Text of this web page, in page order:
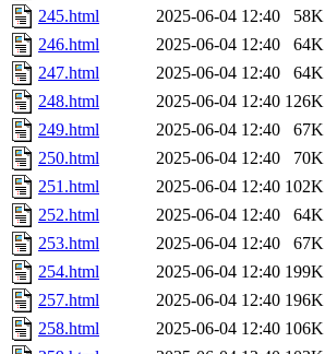
245.html
2025-06-04 12:40
58K
246.html
2025-06-04 12:40
64K
247.html
2025-06-04 12:40
64K
248.html
2025-06-04 12:40 126K
249.html
2025-06-04 12:40
67K
250.html
2025-06-04 12:40
70K
251.html
2025-06-04 12:40 102K
252.html
2025-06-04 12:40
64K
253.html
2025-06-04 12:40
67K
254.html
2025-06-04 12:40 199K
257.html
2025-06-04 12:40 196K
258.html
2025-06-04 12:40 106K